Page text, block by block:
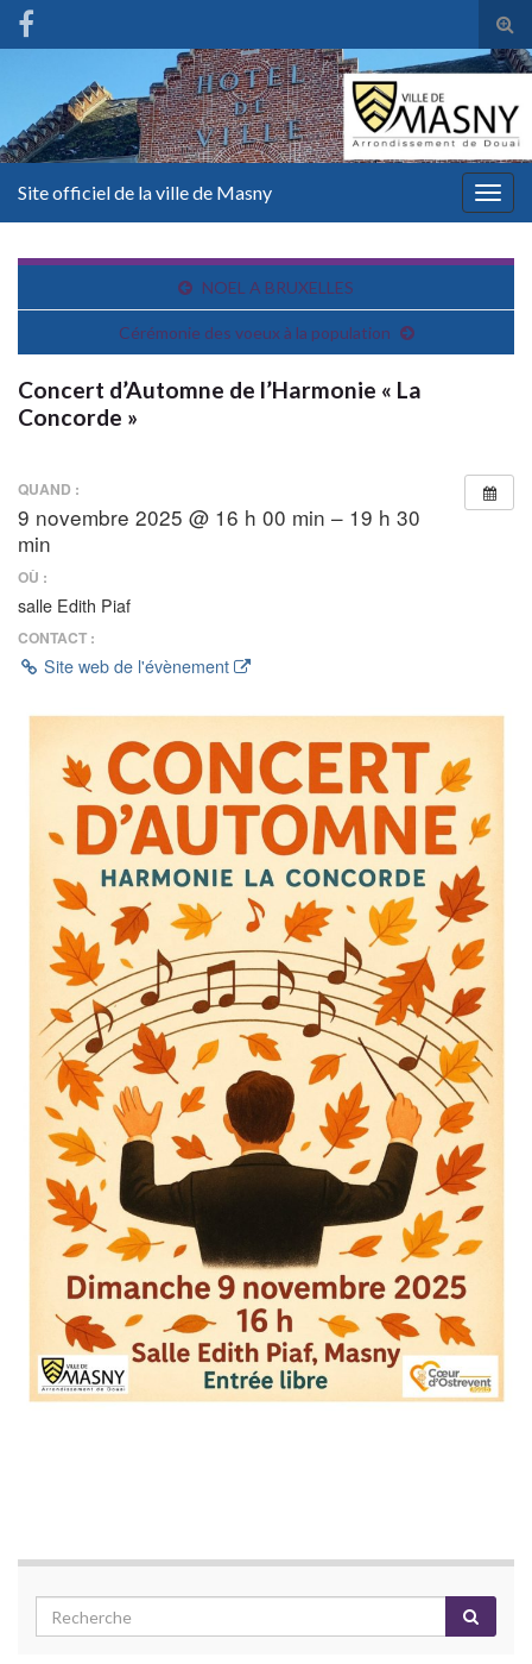
Site officiel de la ville de Masny
NOEL A BRUXELLES
Cérémonie des voeux à la population
Concert d’Automne de l’Harmonie « La
Concorde »
QUAND :
9 novembre 2025 @ 16 h 00 min – 19 h 30
min
OÙ :
salle Edith Piaf
CONTACT :
Site web de l'évènement